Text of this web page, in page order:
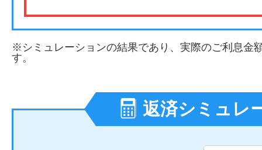
※シミュレーションの結果であり、実際のご利息金
す。
返済シミュレ